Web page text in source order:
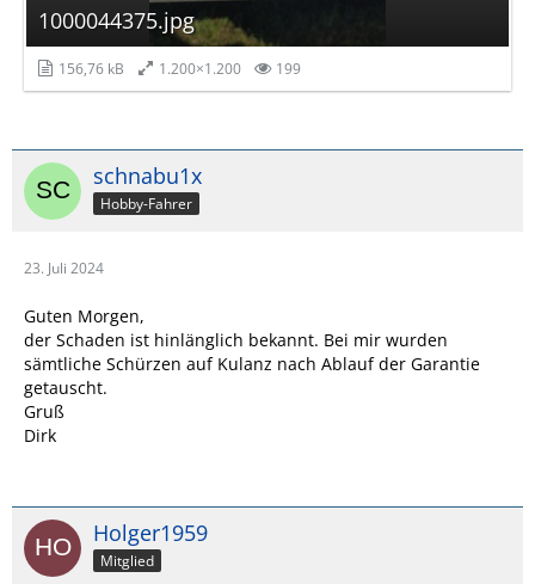
1000044375.jpg
156,76 kB 1.200×1.200 199
schnabu1x
Hobby-Fahrer
23. Juli 2024
Guten Morgen,
der Schaden ist hinlänglich bekannt. Bei mir wurden
sämtliche Schürzen auf Kulanz nach Ablauf der Garantie
getauscht.
Gruß
Dirk
Holger1959
Mitglied